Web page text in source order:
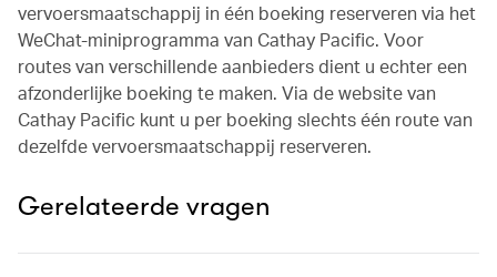
vervoersmaatschappij in één boeking reserveren via het
WeChat-miniprogramma van Cathay Pacific. Voor
routes van verschillende aanbieders dient u echter een
afzonderlijke boeking te maken. Via de website van
Cathay Pacific kunt u per boeking slechts één route van
dezelfde vervoersmaatschappij reserveren.
Gerelateerde vragen